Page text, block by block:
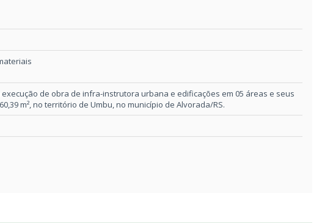
de obra de infra-instrutora urbana e edificações em 05 áreas e seus
m², no território de Umbu, no município de Alvorada/RS.